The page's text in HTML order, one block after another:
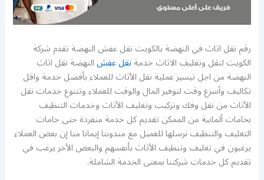
رقم نقل اثاث في النهضة بالكويت نقل عفش النهضة تقدم شركة
الكويت لنقل وتغليف الاثاث خدمةنقل عفشالنهضة نقل اثاث
النهضة من اجل تيسير عملية نقل الأثاث للعملاء بأفضل خدمة واقل
تكاليف وأسرع وقت لتوفير المال والوقت للعملاء وتتنوع خدمات نقل
الأثاث من نقل وفك وتركيب وتغليف الأثاث وخدمات التنظيف
بخامات ألمانية من الممكن تقديم كل خدمة منفردة حتى خامات
التغليف والتنظيف نرسلها للعميل مع مندوبنا إيمانا منا إن بعض العملاء
يرغبون في تغليف وتنظيف الأثاث بأنفسهم والبعض الأخر يرغب في
تقديم كل خدمات شركتنا بمعنى الخدمة الشاملة.